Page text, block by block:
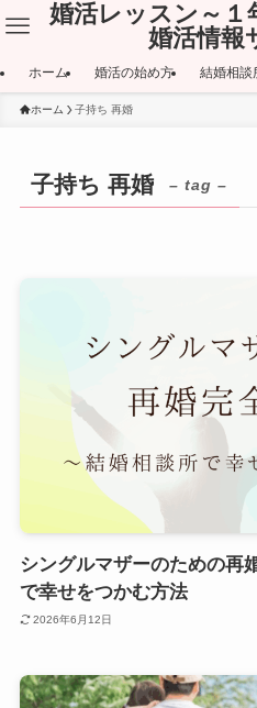
婚活レッスン～１
婚活情報
ホーム 婚活の始め方 結婚相談
ホーム 子持ち 再婚
子持ち 再婚 – tag –
シングルマザーのための再
で幸せをつかむ方法
2026年6月12日